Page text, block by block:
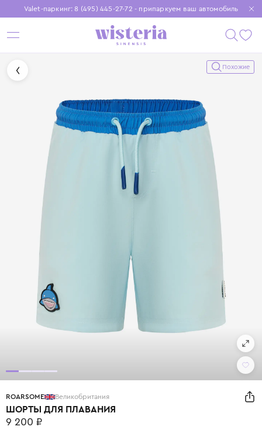
Valet-паркинг: 8 (495) 445-27-72 - припаркуем ваш автомобиль
Бесплатная доставка при заказе от 15 000 ₽
Установите приложение, чтобы покупки были еще удобнее
Похожие
ROARSOME Великобритания
ШОРТЫ ДЛЯ ПЛАВАНИЯ
9 200 ₽